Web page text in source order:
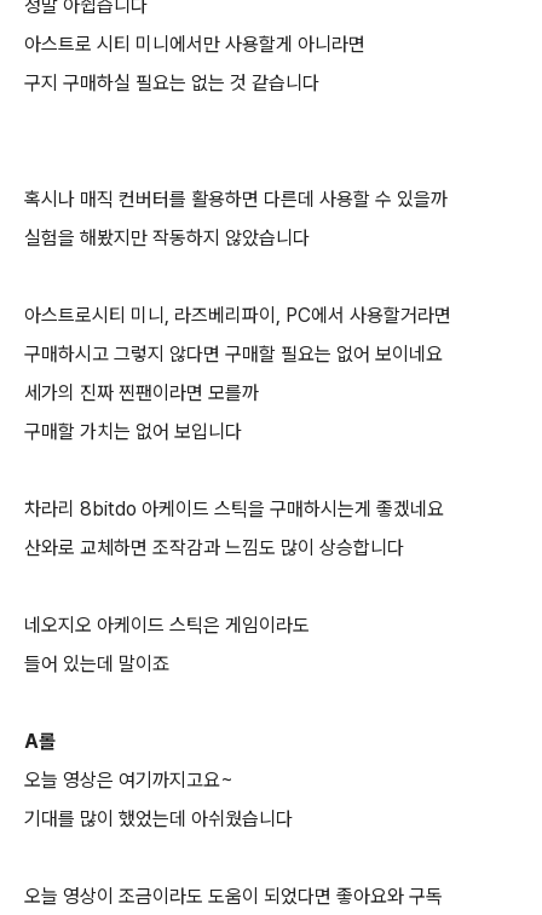
정말 아쉽습니다
아스트로 시티 미니에서만 사용할게 아니라면
구지 구매하실 필요는 없는 것 같습니다
혹시나 매직 컨버터를 활용하면 다른데 사용할 수 있을까
실험을 해봤지만 작동하지 않았습니다
아스트로시티 미니, 라즈베리파이, PC에서 사용할거라면
구매하시고 그렇지 않다면 구매할 필요는 없어 보이네요
세가의 진짜 찐팬이라면 모를까
구매할 가치는 없어 보입니다
차라리 8bitdo 아케이드 스틱을 구매하시는게 좋겠네요
산와로 교체하면 조작감과 느낌도 많이 상승합니다
네오지오 아케이드 스틱은 게임이라도
들어 있는데 말이죠
A롤
오늘 영상은 여기까지고요~
기대를 많이 했었는데 아쉬웠습니다
오늘 영상이 조금이라도 도움이 되었다면 좋아요와 구독